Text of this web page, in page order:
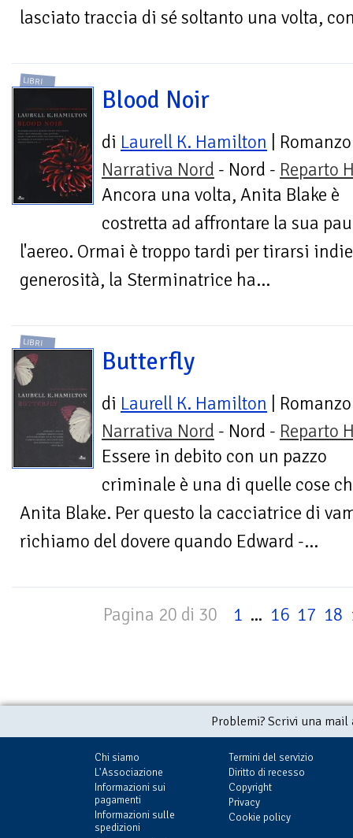
lasciato traccia di sé soltanto una volta,
LIBRI
Blood Noir
di Laurell K. Hamilton | Romanzo
Narrativa Nord - Nord - Reparto
Ancora una volta, Anita Blake è
costretta ad affrontare la sua
l'aereo. Ormai è troppo tardi per tirarsi
generosità, la Sterminatrice ha...
LIBRI
Butterfly
di Laurell K. Hamilton | Romanzo
Narrativa Nord - Nord - Reparto
Essere in debito con un pazzo
criminale è una di quelle cose
Anita Blake. Per questo la cacciatrice di
richiamo del dovere quando Edward -...
Pagina 20 di 30 1 ... 16 17 18
Problemi? Scrivi una
Chi siamo
L'Associazione
Informazioni sui
pagamenti
Informazioni sulle
spedizioni
Termini del servizio
Diritto di recesso
Copyright
Privacy
Cookie policy